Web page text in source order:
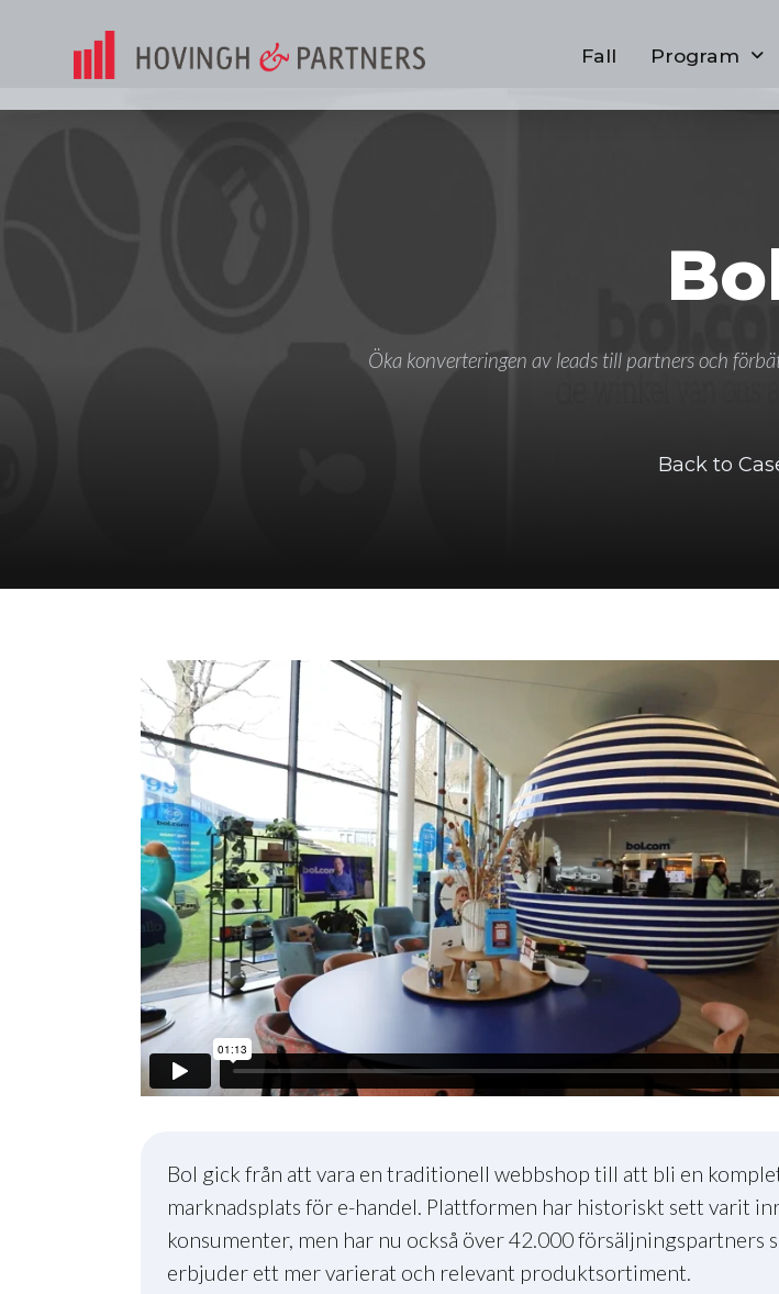
Fall Program
Öka konverteringen av leads till partners och
Back to
Bol gick från att vara en traditionell webbshop till att bli en
marknadsplats för e-handel. Plattformen har historiskt sett varit
konsumenter, men har nu också över 42.000 försäljningspartners
erbjuder ett mer varierat och relevant produktsortiment.